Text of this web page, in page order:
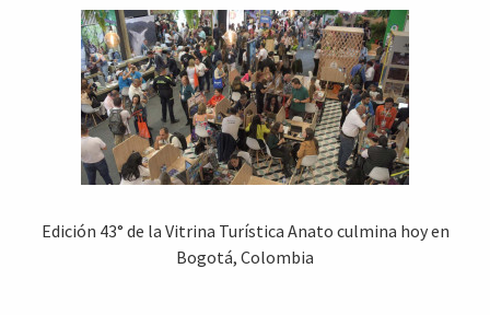
Edición 43° de la Vitrina Turística Anato culmina hoy en
Bogotá, Colombia